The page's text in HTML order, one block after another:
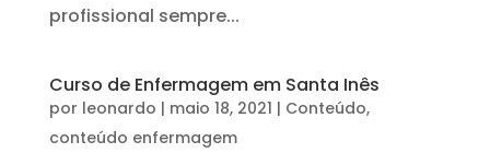
profissional sempre...
Curso de Enfermagem em Santa Inês
por leonardo | maio 18, 2021 | Conteúdo,
conteúdo enfermagem